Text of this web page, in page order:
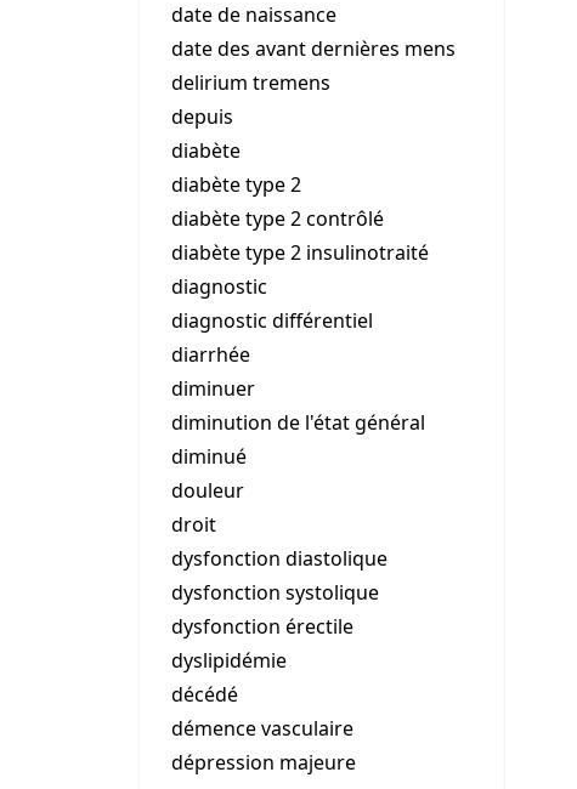
date de naissance
date des avant dernières mens
delirium tremens
depuis
diabète
diabète type 2
diabète type 2 contrôlé
diabète type 2 insulinotraité
diagnostic
diagnostic différentiel
diarrhée
diminuer
diminution de l'état général
diminué
douleur
droit
dysfonction diastolique
dysfonction systolique
dysfonction érectile
dyslipidémie
décédé
démence vasculaire
dépression majeure